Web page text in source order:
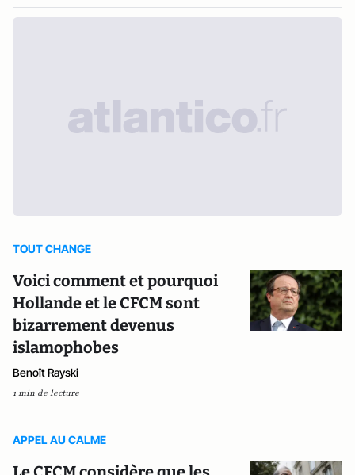
TOUT CHANGE
Voici comment et pourquoi
Hollande et le CFCM sont
bizarrement devenus
islamophobes
Benoît Rayski
1 min de lecture
APPEL AU CALME